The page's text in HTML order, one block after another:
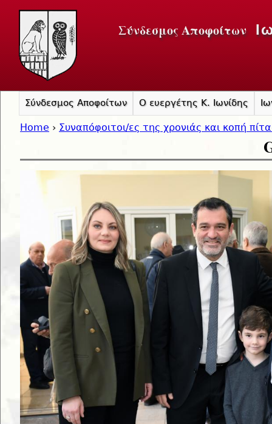
Σύνδεσμος Αποφοίτων
Home › Συναπόφοιτοι/ες της χρονιάς και κοπή
Σύνδεσμος Αποφοίτων Ο ευεργέτης Κ. Ιωνίδης